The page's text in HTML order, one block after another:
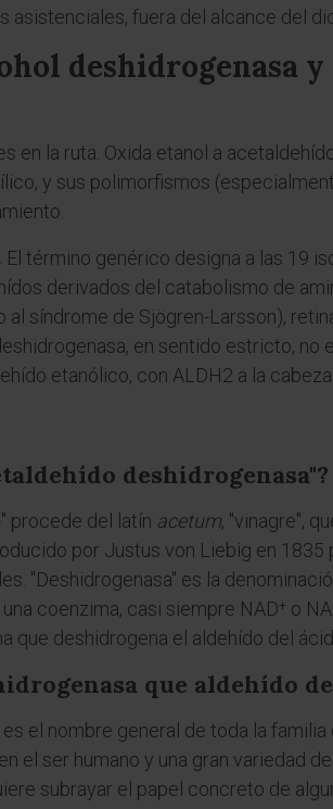
fuera del alcance del
deshidrogenasa
en la ruta. Oxida etanol a
y sus polimorfismos
El término genérico designa a las 19
derivados del catabolismo de
al síndrome de Sjögren-Larsson),
en sentido estricto, no
etanólico, con ALDH2 a la cabeza.
deshidrogenasa"?
procede del latín acetum, "vinagre",
por Justus von Liebig en 1835
"Deshidrogenasa" es la
coenzima, casi siempre NAD⁺ o
que deshidrogena el aldehído del
que aldehído
el nombre general de toda la
el ser humano y una gran variedad
subrayar el papel concreto de